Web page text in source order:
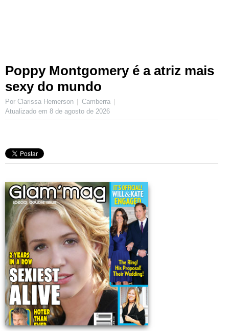
Poppy Montgomery é a atriz mais
sexy do mundo
Por Clarissa Hemerson
Camberra
Atualizado em 8 de agosto de 2026